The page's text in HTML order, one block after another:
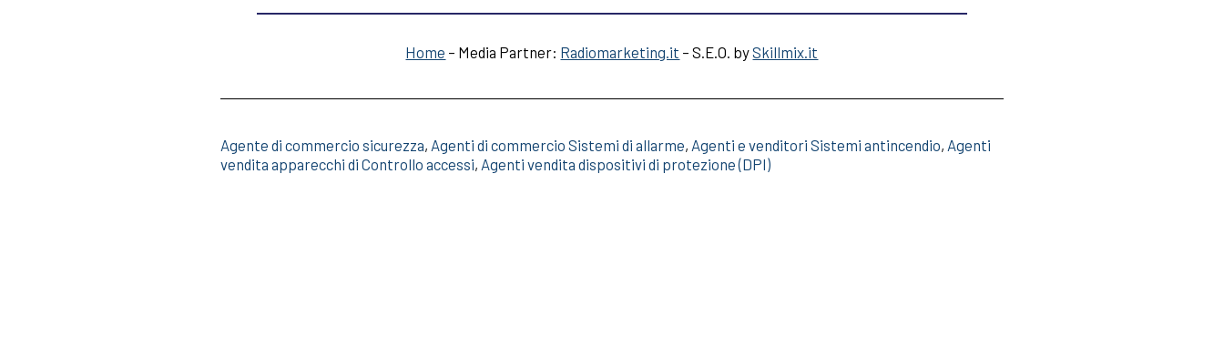
Home – Media Partner: Radiomarketing.it – S.E.O. bySkillmix.it
Agente di commercio sicurezza, Agenti di commercio Sistemi di allarme, Agenti e venditori Sistemi antincendio, Agenti
vendita apparecchi di Controllo accessi, Agenti vendita dispositivi di protezione (DPI)